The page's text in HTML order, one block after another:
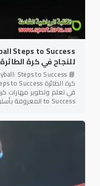
للنجاح في كرة الطائرة
to Success المعروفة بأسلوبها